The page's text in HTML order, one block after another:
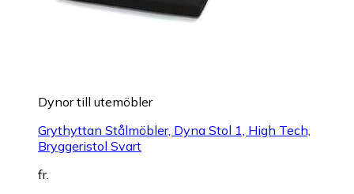
Dynor till utemöbler
Grythyttan Stålmöbler, Dyna Stol 1, High Tech,
Bryggeristol Svart
fr.